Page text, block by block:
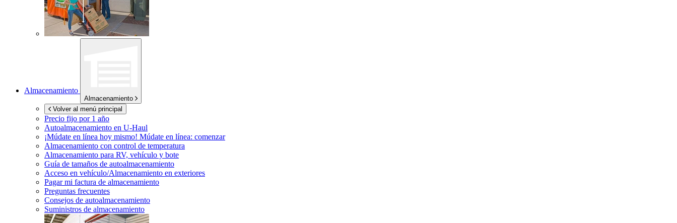
Almacenamiento
Almacenamiento
Volver al menú principal
Precio fijo por 1 año
Autoalmacenamiento en U-Haul
¡Múdate en línea hoy mismo! Múdate en línea: comenzar
Almacenamiento con control de temperatura
Almacenamiento para RV, vehículo y bote
Guía de tamaños de autoalmacenamiento
Acceso en vehículo/Almacenamiento en exteriores
Pagar mi factura de almacenamiento
Preguntas frecuentes
Consejos de autoalmacenamiento
Suministros de almacenamiento